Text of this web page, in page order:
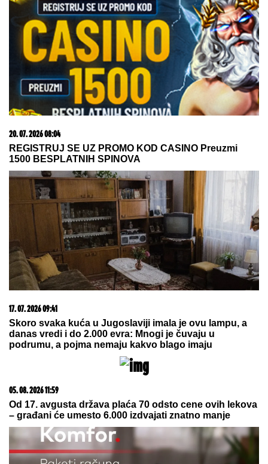
20. 07. 2026 08:04
REGISTRUJ SE UZ PROMO KOD CASINO Preuzmi
1500 BESPLATNIH SPINOVA
17. 07. 2026 09:41
Skoro svaka kuća u Jugoslaviji imala je ovu lampu, a
danas vredi i do 2.000 evra: Mnogi je čuvaju u
podrumu, a pojma nemaju kakvo blago imaju
05. 08. 2026 11:59
Od 17. avgusta država plaća 70 odsto cene ovih lekova
– građani će umesto 6.000 izdvajati znatno manje